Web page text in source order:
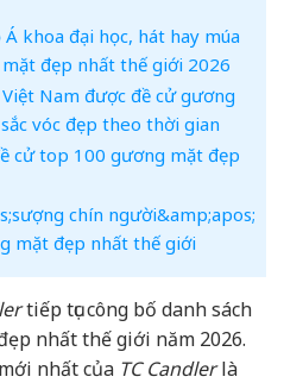
khoa đại học, hát hay múa
đẹp nhất thế giới 2026
Nam được đề cử gương
vóc đẹp theo thời gian
cử top 100 gương mặt đẹp
chín người&amp;apos;
mặt đẹp nhất thế giới
tiếp tục công bố danh sách
nhất thế giới năm 2026.
nhất của TC Candlerlà